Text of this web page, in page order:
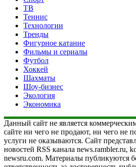
ТВ
Теннис
Технологии
Тренды
Фигурное катание
Фильмы и сериалы
Футбол
Хоккей
Шахматы
Шоу-бизнес
Экология
Экономика
Данный сайт не является
сайте ни чего не продают, ни чего не
услуги не оказываются. Сайт
новостей RSS канала news.rambler.ru,
newsru.com. Материалы публикуются